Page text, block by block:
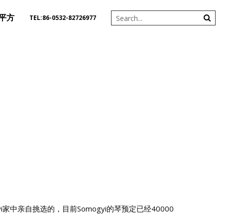
方 TEL:86-0532-82726977
中亲自挑选的，目前Somogyi的琴预定已经40000